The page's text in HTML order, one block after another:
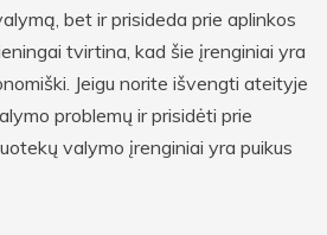
bet ir prisideda prie aplinkos
tvirtina, kad šie įrenginiai yra
Jeigu norite išvengti ateityje
problemų ir prisidėti prie
valymo įrenginiai yra puikus